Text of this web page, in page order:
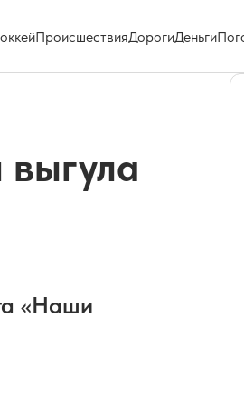
ПроисшествияДорогиДеньги
«Наши